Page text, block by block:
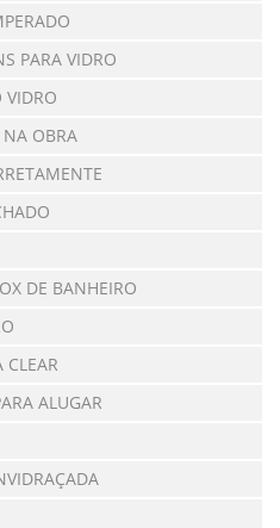
PARA VIDRO
VIDRO
NA OBRA
DE BANHEIRO
CLEAR
ALUGAR